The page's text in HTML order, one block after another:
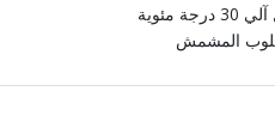
مئوية
المشمش